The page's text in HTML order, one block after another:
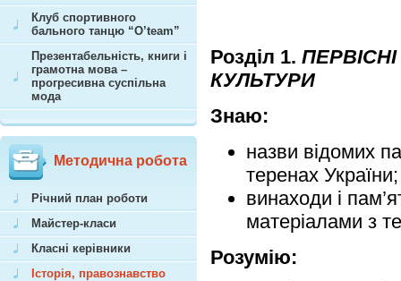
Клуб спортивного
бального танцю “O’team”
Презентабельність, книги і
грамотна мова –
прогресивна суспільна
мода
Методична робота
Річний план роботи
Майстер-класи
Класні керівники
Історія, правознавство
Розділ 1.
КУЛЬТУРИ
Знаю:
назви відомих
теренах України;
винаходи і
матеріалами з
Розумію: